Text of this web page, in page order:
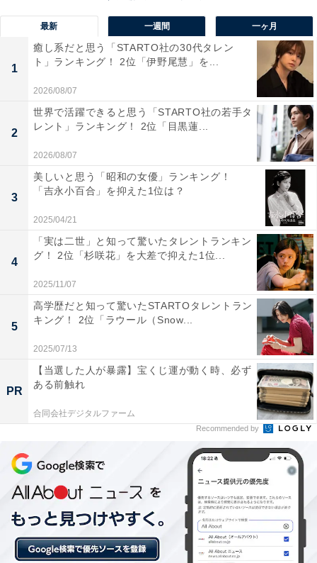
1位：箱根 彫刻の森美術館（神奈川県）／37票
1位に選ばれたのは、「箱根 彫刻の森美術館（神奈川
県）」でした。
「箱根 彫刻の森美術館」は、自然と芸術の調和を目指し
て造られた、国内初の野外美術館。ここでは、親子での
びのび楽しめるスポットがたくさんあります。中でも、
小学生以下が遊べる体験型アート「ネットの森」は、カ
ラフルな編みネットの中を登ったり跳ねたりできる人気
そのほかにも、「幸せをよぶシンフォニー彫刻」や「目
玉焼きのオブジェ」「迷路」など、親子で中に入って遊
べる作品が多数。体を使って色や形を感じる、貴重なア
ート体験ができます。敷地内には飲食施設や休憩スペー
スもあるため、小さな子ども連れでも安心してゆっくり
と過ごせます。
最新 一週間 一ヶ月
1
癒し系だと思う「STARTO社の30代タレン
ト」ランキング！ 2位「伊野尾慧」を...
2026/08/07
2
世界で活躍できると思う「STARTO社の若手タ
レント」ランキング！ 2位「目黒蓮...
2026/08/07
3
美しいと思う「昭和の女優」ランキング！
「吉永小百合」を抑えた1位は？
2025/04/21
4
「実は二世」と知って驚いたタレントランキン
グ！ 2位「杉咲花」を大差で抑えた1位...
2025/11/07
5
高学歴だと知って驚いたSTARTOタレントラン
キング！ 2位「ラウール（Snow...
2025/07/13
PR
【当選した人が暴露】宝くじ運が動く時、必ず
ある前触れ
合同会社デジタルファーム
Recommended by